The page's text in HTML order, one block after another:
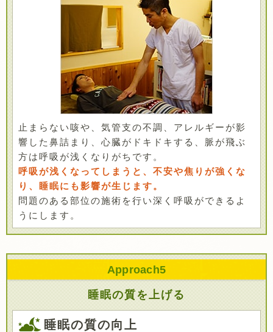
止まらない咳や、気管支の不調、アレルギーが影
響した鼻詰まり、心臓がドキドキする、脈が飛ぶ
方は呼吸が浅くなりがちです。
呼吸が浅くなってしまうと、不安や焦りが強くな
り、睡眠にも影響が生じます。
問題のある部位の施術を行い深く呼吸ができるよ
うにします。
Approach5
睡眠の質を上げる
睡眠の質の向上